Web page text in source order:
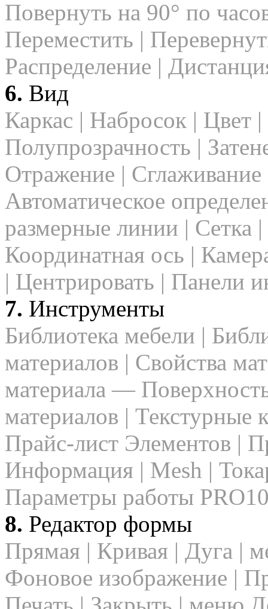
Повернуть на 90° по
Переместить |
Распределение |
6. Вид
Каркас | Набросок | Цвет
Полупрозрачность |
Отражение |
Автоматическое
размерные линии | Сетка
Координатная ось |
| Центрировать | Панели
7. Инструменты
Библиотека мебели |
материалов | Свойства
материала —
материалов | Текстурные
Прайс-лист Элементов |
Информация | Мesh |
Параметры работы
8. Редактор формы
Прямая | Кривая | Дуга |
Фоновое изображение |